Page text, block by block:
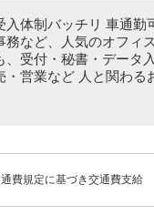
入体制バッチリ 車通勤
務など、人気のオフィ
、受付・秘書・データ
・営業など 人と関わる
費規定に基づき交通費支給